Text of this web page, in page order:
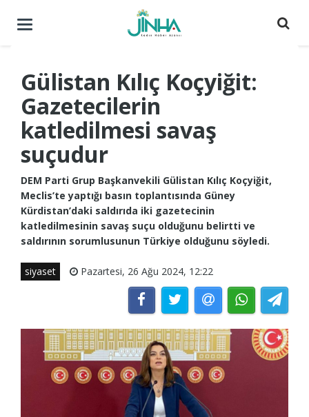
Menüyü
Gülistan Kılıç Koçyiğit:
Gazetecilerin
katledilmesi savaş
suçudur
DEM Parti Grup Başkanvekili Gülistan Kılıç Koçyiğit,
Meclis’te yaptığı basın toplantısında Güney
Kürdistan’daki saldırıda iki gazetecinin
katledilmesinin savaş suçu olduğunu belirtti ve
saldırının sorumlusunun Türkiye olduğunu söyledi.
siyaset Pazartesi, 26 Ağu 2024, 12:22